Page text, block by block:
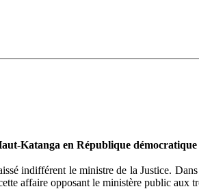
Katanga en République
indifférent le ministre de la Justice.
affaire opposant le ministère public aux